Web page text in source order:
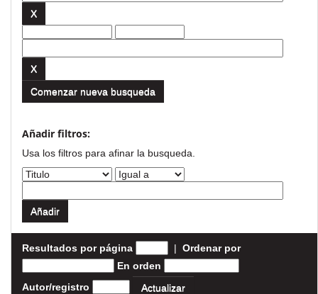
Comenzar nueva busqueda
Añadir filtros:
Usa los filtros para afinar la busqueda.
Resultados por página | Ordenar por
En orden
Autor/registro